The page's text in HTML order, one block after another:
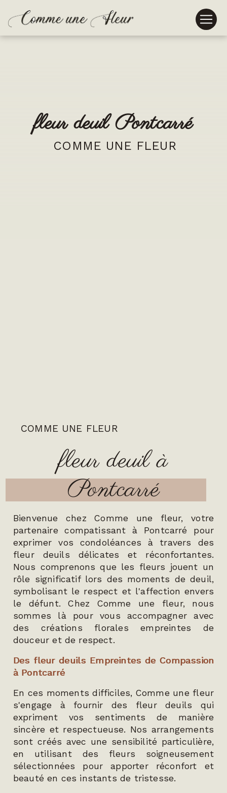
fleur deuil Pontcarré
COMME UNE FLEUR
COMME UNE FLEUR
fleur deuil à
Pontcarré
Bienvenue chez Comme une fleur, votre
partenaire compatissant à Pontcarré pour
exprimer vos condoléances à travers des
fleur deuils délicates et réconfortantes.
Nous comprenons que les fleurs jouent un
rôle significatif lors des moments de deuil,
symbolisant le respect et l'affection envers
le défunt. Chez Comme une fleur, nous
sommes là pour vous accompagner avec
des créations florales empreintes de
douceur et de respect.
Des fleur deuils Empreintes de Compassion
à Pontcarré
En ces moments difficiles, Comme une fleur
s'engage à fournir des fleur deuils qui
expriment vos sentiments de manière
sincère et respectueuse. Nos arrangements
sont créés avec une sensibilité particulière,
en utilisant des fleurs soigneusement
sélectionnées pour apporter réconfort et
beauté en ces instants de tristesse.